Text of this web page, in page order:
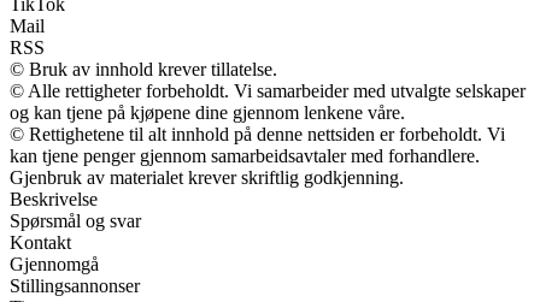
Mail
RSS
© Bruk av innhold krever tillatelse.
© Alle rettigheter forbeholdt. Vi samarbeider med utvalgte selskaper
og kan tjene på kjøpene dine gjennom lenkene våre.
© Rettighetene til alt innhold på denne nettsiden er forbeholdt. Vi
kan tjene penger gjennom samarbeidsavtaler med forhandlere.
Gjenbruk av materialet krever skriftlig godkjenning.
Beskrivelse
Spørsmål og svar
Kontakt
Gjennomgå
Stillingsannonser